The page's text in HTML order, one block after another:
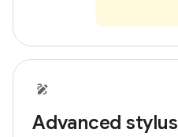
Advanced stylus